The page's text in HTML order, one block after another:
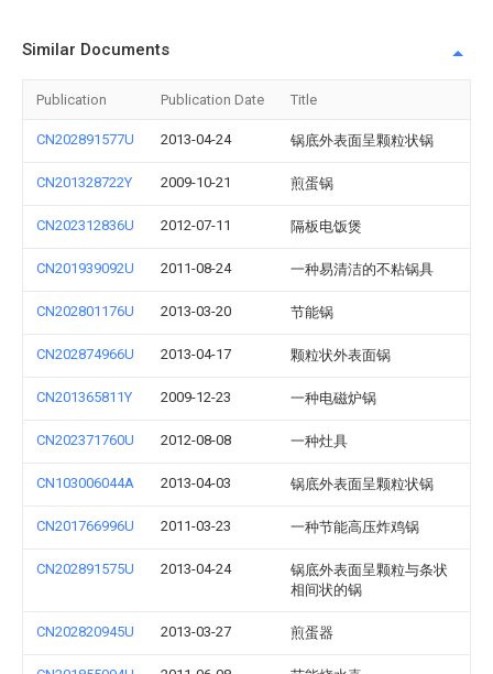
Similar Documents
Publication Publication Date Title
CN202891577U 2013-04-24 锅底外表面呈颗粒状锅
CN201328722Y 2009-10-21 煎蛋锅
CN202312836U 2012-07-11 隔板电饭煲
CN201939092U 2011-08-24 一种易清洁的不粘锅具
CN202801176U 2013-03-20 节能锅
CN202874966U 2013-04-17 颗粒状外表面锅
CN201365811Y 2009-12-23 一种电磁炉锅
CN202371760U 2012-08-08 一种灶具
CN103006044A 2013-04-03 锅底外表面呈颗粒状锅
CN201766996U 2011-03-23 一种节能高压炸鸡锅
CN202891575U 2013-04-24
锅底外表面呈颗粒与条状
相间状的锅
CN202820945U 2013-03-27 煎蛋器